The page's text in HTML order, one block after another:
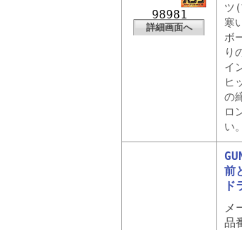
98981
詳細画面へ
ツ(
寒
ボ
り
イ
ヒ
の
ロ
い。
前
ド
メ
品